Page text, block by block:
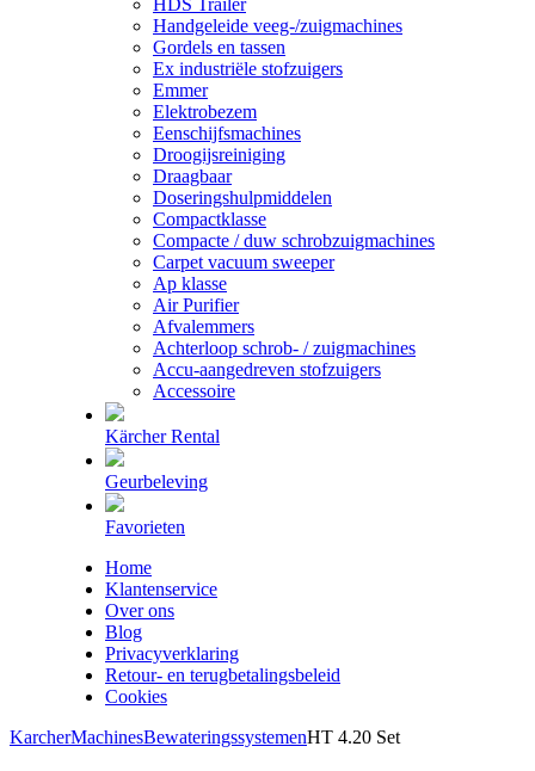
Handgeleide veeg-/zuigmachines
Gordels en tassen
Ex industriële stofzuigers
Emmer
Elektrobezem
Eenschijfsmachines
Droogijsreiniging
Draagbaar
Doseringshulpmiddelen
Compactklasse
Compacte / duw schrobzuigmachines
Carpet vacuum sweeper
Ap klasse
Air Purifier
Afvalemmers
Achterloop schrob- / zuigmachines
Accu-aangedreven stofzuigers
Accessoire
Kärcher Rental
Geurbeleving
Favorieten
Home
Klantenservice
Over ons
Blog
Privacyverklaring
Retour- en terugbetalingsbeleid
Cookies
KarcherMachinesBewateringssystemenHT 4.20 Set